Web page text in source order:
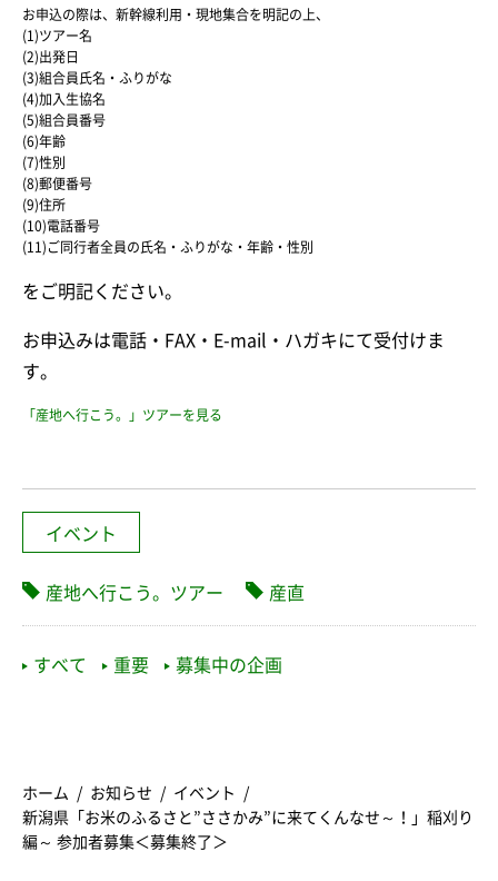
お申込の際は、新幹線利用・現地集合を明記の上、
(1)ツアー名
(2)出発日
(3)組合員氏名・ふりがな
(4)加入生協名
(5)組合員番号
(6)年齢
(7)性別
(8)郵便番号
(9)住所
(10)電話番号
(11)ご同行者全員の氏名・ふりがな・年齢・性別
をご明記ください。
お申込みは電話・FAX・E-mail・ハガキにて受付けま
す。
「産地へ行こう。」ツアーを見る
イベント
産地へ行こう。ツアー 産直
すべて 重要 募集中の企画
ホーム お知らせ
イベント
新潟県「お米のふるさと”ささかみ”に来てくんなせ～！」稲刈り
編～ 参加者募集＜募集終了＞